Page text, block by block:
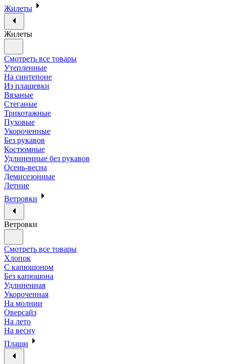
Жилеты
Жилеты
Смотреть все товары
Утепленные
На синтепоне
Из плащевки
Вязаные
Стеганые
Трикотажные
Пуховые
Укороченные
Без рукавов
Костюмные
Удлиненные без рукавов
Осень-весна
Демисезонные
Летние
Ветровки
Ветровки
Смотреть все товары
Хлопок
С капюшоном
Без капюшона
Удлиненная
Укороченная
На молнии
Оверсайз
На лето
На весну
Плащи